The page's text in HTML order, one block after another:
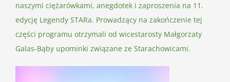
naszymi ciężarówkami, anegdotek i zaproszenia na 11.
edycję Legendy STARa. Prowadzący na zakończenie tej
części programu otrzymali od wicestarosty Małgorzaty
Galas-Bąby upominki związane ze Starachowicami.